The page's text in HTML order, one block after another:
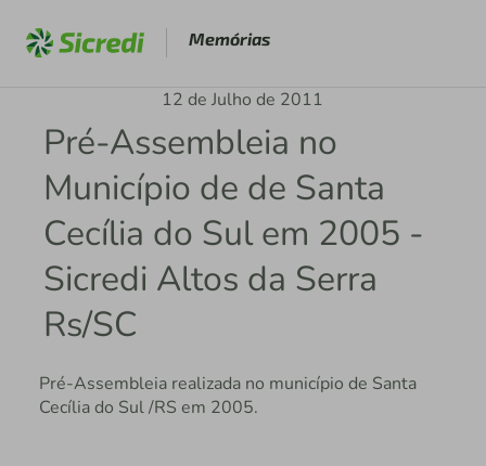
Memórias
12 de Julho de 2011
Pré-Assembleia no
Município de de Santa
Cecília do Sul em 2005 -
Sicredi Altos da Serra
Rs/SC
Pré-Assembleia realizada no município de Santa
Cecília do Sul /RS em 2005.